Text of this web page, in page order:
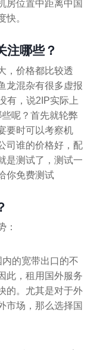
房位置中距离中国
快。
注哪些？
，价格都比较透
龙混杂有很多虚报
有，说2IP实际上
呢？首先就轮弊
要时可以考察机
司谁的价格好，配
是测试了，测试一
你免费测试
：
的宽带出口的不
此，租用国外服务
的。尤其是对于外
市场，那么选择国